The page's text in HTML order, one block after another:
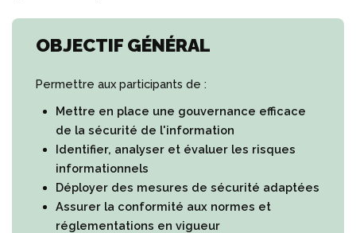
OBJECTIF GÉNÉRAL
Permettre aux participants de :
Mettre en place une gouvernance efficace
de la sécurité de l'information
Identifier, analyser et évaluer les risques
informationnels
Déployer des mesures de sécurité adaptées
Assurer la conformité aux normes et
réglementations en vigueur